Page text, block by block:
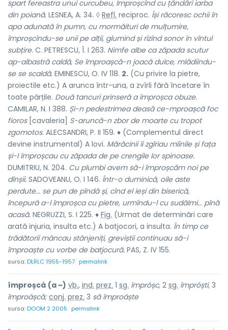
spart fereastra unui curcubeu, Împroșcînd cu țăndări iarba
din poiană. LESNEA, A. 34. ◊ Refl. reciproc. Își răcoresc ochii în
apa adunată în pumn, cu mormăituri de mulțumire,
împroșcîndu-se unii pe alții, glumind și rîzînd sonor în vîntul
subțire. C. PETRESCU, Î. I 263. Nimfe albe ca zăpada scutur
ap-albastră caldă, Se împroașcă-n joacă dulce, mlădiindu-
se se scaldă. EMINESCU, O. IV 118. 2. (Cu privire la pietre,
proiectile etc.) A arunca într-una, a zvîrli fără încetare în
toate părțile. Două tancuri prinseră a împroșca obuze.
CAMILAR, N. I 388. Și-n pedestrimea deasă ce-mproașcă foc
fioros[cavaleria] S-aruncă-n zbor de moarte cu tropot
zgomotos. ALECSANDRI, P. II 159. ♦ (Complementul direct
devine instrumental) A lovi. Mărăcinii îi zgîriau mîinile și fața
și-l împroșcau cu zăpada de pe crengile lor spinoase.
DUMITRIU, N. 204. Cu plumbi avem să-i împroșcăm noi pe
dînșii. SADOVEANU, O. I 146. Într-o duminică, oile aste
perdute... se pun de pîndă și, cînd el ieși din biserică,
începură a-l împroșca cu pietre, urmîndu-l cu sudălmi... pînă
acasă. NEGRUZZI, S. I 225. ♦ Fig. (Urmat de determinări care
arată injuria, insulta etc.) A batjocori, a insulta. În timp ce
trădătorii mâncau stânjeniți, greviștii continuau să-i
împroaște cu vorbe de batjocură. PAS, Z. IV 155.
sursa:DLRLC 1955-1957 permalink
împroșcá (a ~) vb., ind. prez. 1 sg. împróșc, 2 sg. împróști, 3
împroáșcă; conj. prez. 3 să împroáște
sursa:DOOM 2 2005 permalink